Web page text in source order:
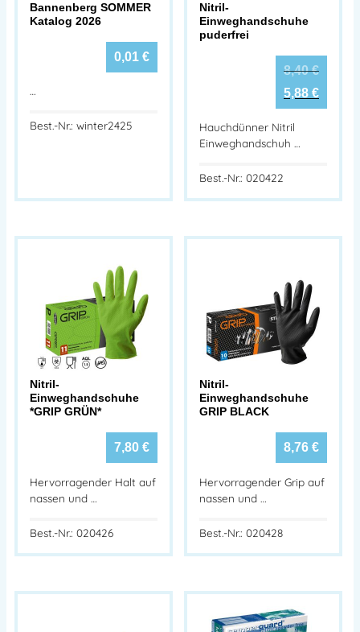
Bannenberg SOMMER
Katalog 2026
0,01 €
…
Best.-Nr.: winter2425
Nitril-
Einweghandschuhe
puderfrei
8,40€
5,88 €
Hauchdünner Nitril
Einweghandschuh …
Best.-Nr.: 020422
Nitril-
Einweghandschuhe
*GRIP GRÜN*
7,80 €
Hervorragender Halt auf
nassen und …
Best.-Nr.: 020426
Nitril-
Einweghandschuhe
GRIP BLACK
8,76 €
Hervorragender Grip auf
nassen und …
Best.-Nr.: 020428